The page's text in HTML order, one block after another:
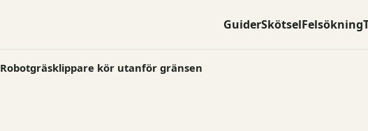
GuiderSkötselFelsökning
Robotgräsklippare kör utanför gränsen